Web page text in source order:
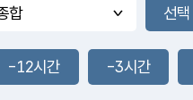
풍도
3.0m/s
-12시간 -3시간